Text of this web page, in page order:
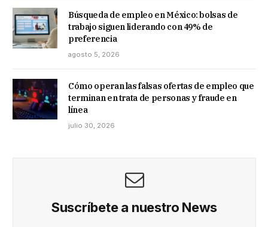
Búsqueda de empleo en México: bolsas de
trabajo siguen liderando con 49% de
preferencia
agosto 5, 2026
Cómo operan las falsas ofertas de empleo que
terminan en trata de personas y fraude en
línea
julio 30, 2026
Suscríbete a nuestro News